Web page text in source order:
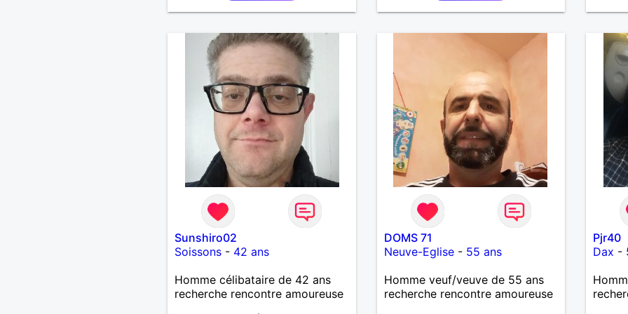
et tu me trouveras !
Sunshiro02
Soissons- 42 ans
Homme célibataire de 42 ans
recherche rencontre amoureuse
DOMS 71
Neuve-Eglise- 55 ans
Homme veuf/veuve de 55 ans
recherche rencontre amoureuse
Pjr40
Dax -